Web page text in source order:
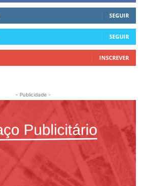
SEGUIR
SEGUIR
INSCREVER
- Publicidade -